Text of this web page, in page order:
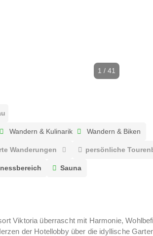
1 / 41
Wandern & Kulinarik Wandern & Biken
Wanderungen persönliche
Sauna
Viktoria überrascht mit Harmonie,
der Hotellobby über die idyllische